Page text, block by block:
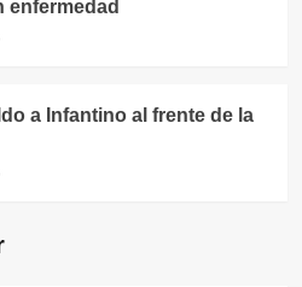
enfermedad
a Infantino al frente de la